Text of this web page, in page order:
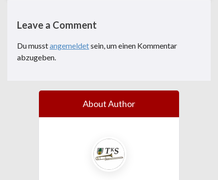
Leave a Comment
Du musstangemeldetsein, um einen Kommentar
abzugeben.
About Author